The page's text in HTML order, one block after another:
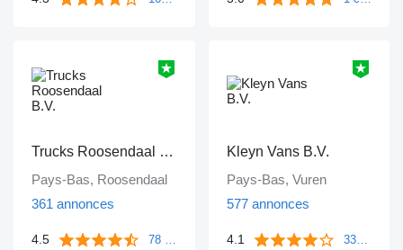
Trucks Roosendaal B.V.
Pays-Bas, Roosendaal
361 annonces
4.5
Kleyn Vans B.V.
Pays-Bas, Vuren
577 annonces
4.1 339 commentaires